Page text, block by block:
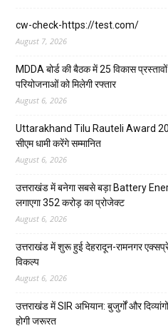
cw-check-https://test.com/
August 7, 2026
MDDA बोर्ड की बैठक में 25 विकास
परियोजनाओं को मिलेगी रफ्तार
August 6, 2026
Uttarakhand Tilu Rauteli Award
सीएम धामी करेंगे सम्मानित
August 6, 2026
उत्तराखंड में बनेगा सबसे बड़ा Battery
लगाएगा 352 करोड़ का प्रोजेक्ट
August 6, 2026
उत्तराखंड में शुरू हुई देहरादून-रामनगर
विकल्प
August 6, 2026
उत्तराखंड में SIR अभियान: बुजुर्गों और
होगी जरूरत